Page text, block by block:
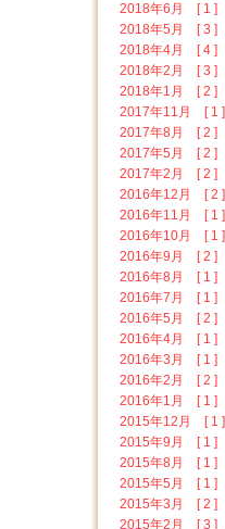
2018年6月 [ 1 ]
2018年5月 [ 3 ]
2018年4月 [ 4 ]
2018年2月 [ 3 ]
2018年1月 [ 2 ]
2017年11月 [ 1 ]
2017年8月 [ 2 ]
2017年5月 [ 2 ]
2017年2月 [ 2 ]
2016年12月 [ 2 ]
2016年11月 [ 1 ]
2016年10月 [ 1 ]
2016年9月 [ 2 ]
2016年8月 [ 1 ]
2016年7月 [ 1 ]
2016年5月 [ 2 ]
2016年4月 [ 1 ]
2016年3月 [ 1 ]
2016年2月 [ 2 ]
2016年1月 [ 1 ]
2015年12月 [ 1 ]
2015年9月 [ 1 ]
2015年8月 [ 1 ]
2015年5月 [ 1 ]
2015年3月 [ 2 ]
2015年2月 [ 3 ]